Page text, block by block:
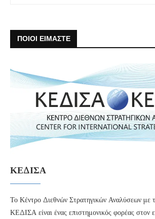
ΠΟΙΟΙ ΕΙΜΑΣΤΕ
ΚΕΔΙΣΑ
Το Κέντρο Διεθνών Στρατηγικών Αναλύσεων με
ΚΕΔΙΣΑ είναι ένας επιστημονικός φορέας στον